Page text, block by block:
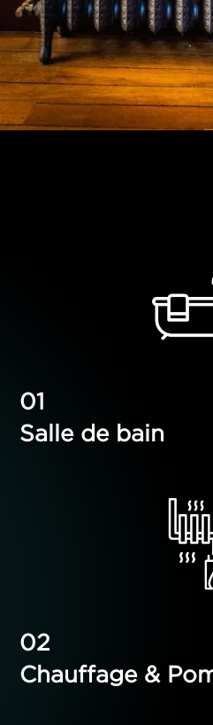
Salle de bain
Chauffage &